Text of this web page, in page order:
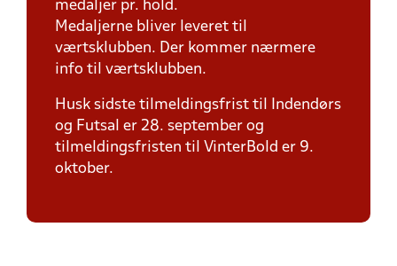
medaljer pr. hold.
Medaljerne bliver leveret til
værtsklubben. Der kommer nærmere
info til værtsklubben.
Husk sidste tilmeldingsfrist til Indendørs
og Futsal er 28. september og
tilmeldingsfristen til VinterBold er 9.
oktober.